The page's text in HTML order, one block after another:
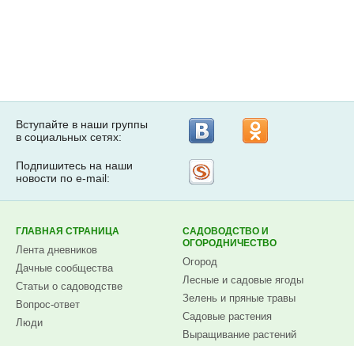
Вступайте в наши группы
в социальных сетях:
Подпишитесь на наши
новости по e-mail:
ГЛАВНАЯ СТРАНИЦА
Лента дневников
Дачные сообщества
Статьи о садоводстве
Вопрос-ответ
Люди
САДОВОДСТВО И
ОГОРОДНИЧЕСТВО
Огород
Лесные и садовые ягоды
Зелень и пряные травы
Садовые растения
Выращивание растений